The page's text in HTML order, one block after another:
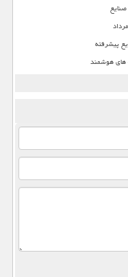
پیشرفته
های هوشمند